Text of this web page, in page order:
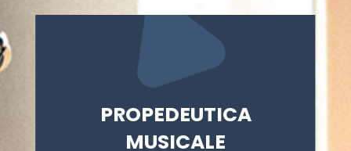
PROPEDEUTICA
MUSICALE